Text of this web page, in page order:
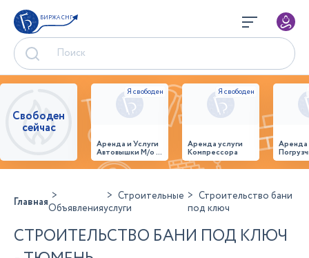
БИРЖА СНГ
Свободен
сейчас
Аренда и Услуги
Автовышки М/о г.
Домодедово
26,28,32 место
Аренда услуги
Компрессора
ГлавнаяОбъявления
Строительные
услуги
Строительство бани
под ключ
СТРОИТЕЛЬСТВО БАНИ ПОД КЛЮЧ